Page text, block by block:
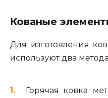
Кованые
Для изготовления
используют два
Горячая ковка